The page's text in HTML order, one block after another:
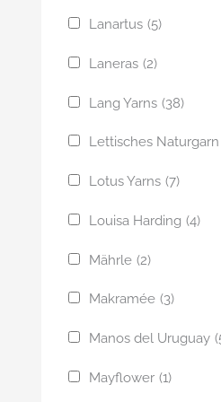
Lanartus (5)
Laneras (2)
Lang Yarns (38)
Lettisches Naturgarn
Lotus Yarns (7)
Louisa Harding (4)
Mährle (2)
Makramée (3)
Manos del Uruguay
Mayflower (1)